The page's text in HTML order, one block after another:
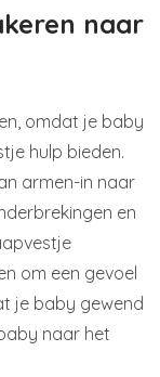
naar
omdat je baby
hulp bieden.
armen-in naar
en
om een gevoel
je baby gewend
naar het